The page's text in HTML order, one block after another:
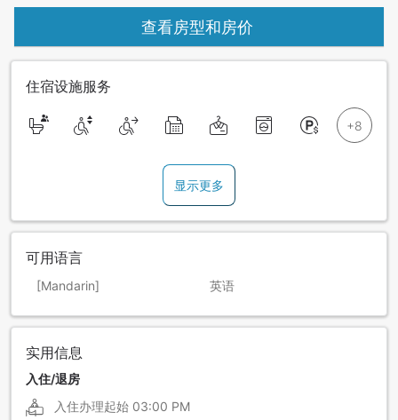
查看房型和房价
住宿设施服务
显示更多
可用语言
[Mandarin] 英语
实用信息
入住/退房
入住办理起始 03:00 PM